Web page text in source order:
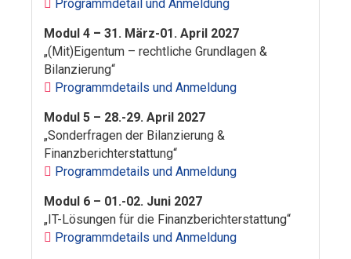
Programmdetail und Anmeldung
Modul 4 – 31. März-01. April 2027
„(Mit)Eigentum – rechtliche Grundlagen &
Bilanzierung“
Programmdetails und Anmeldung
Modul 5 – 28.-29. April 2027
„Sonderfragen der Bilanzierung &
Finanzberichterstattung“
Programmdetails und Anmeldung
Modul 6 – 01.-02. Juni 2027
„IT-Lösungen für die Finanzberichterstattung“
Programmdetails und Anmeldung